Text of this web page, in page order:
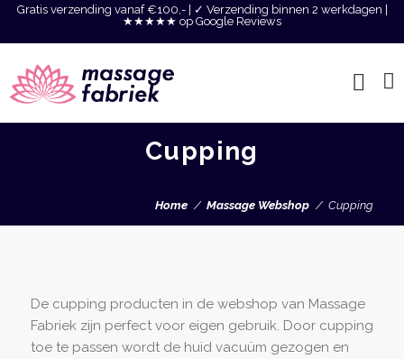
Gratis verzending vanaf €100,- | ✓ Verzending binnen 2 werkdagen |
★★★★★ op Google Reviews
Cupping
Home Massage Webshop Cupping
De cupping producten in de webshop van Massage
Fabriek zijn perfect voor eigen gebruik. Door cupping
toe te passen wordt de huid vacuüm gezogen en